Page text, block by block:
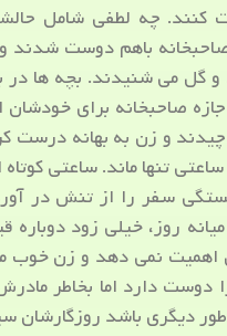
کنند. چه لطفی شامل
باهم دوست شدند
و گل می شنیدند. بچه ها در
صاحبخانه برای خودشان
و زن به بهانه درست
تنها ماند. ساعتی
سفر را از تنش در
روز، خیلی زود دوباره
اهمیت نمی دهد و زن خوب
دوست دارد اما بخاطر
دیگری باشد روزگارشان